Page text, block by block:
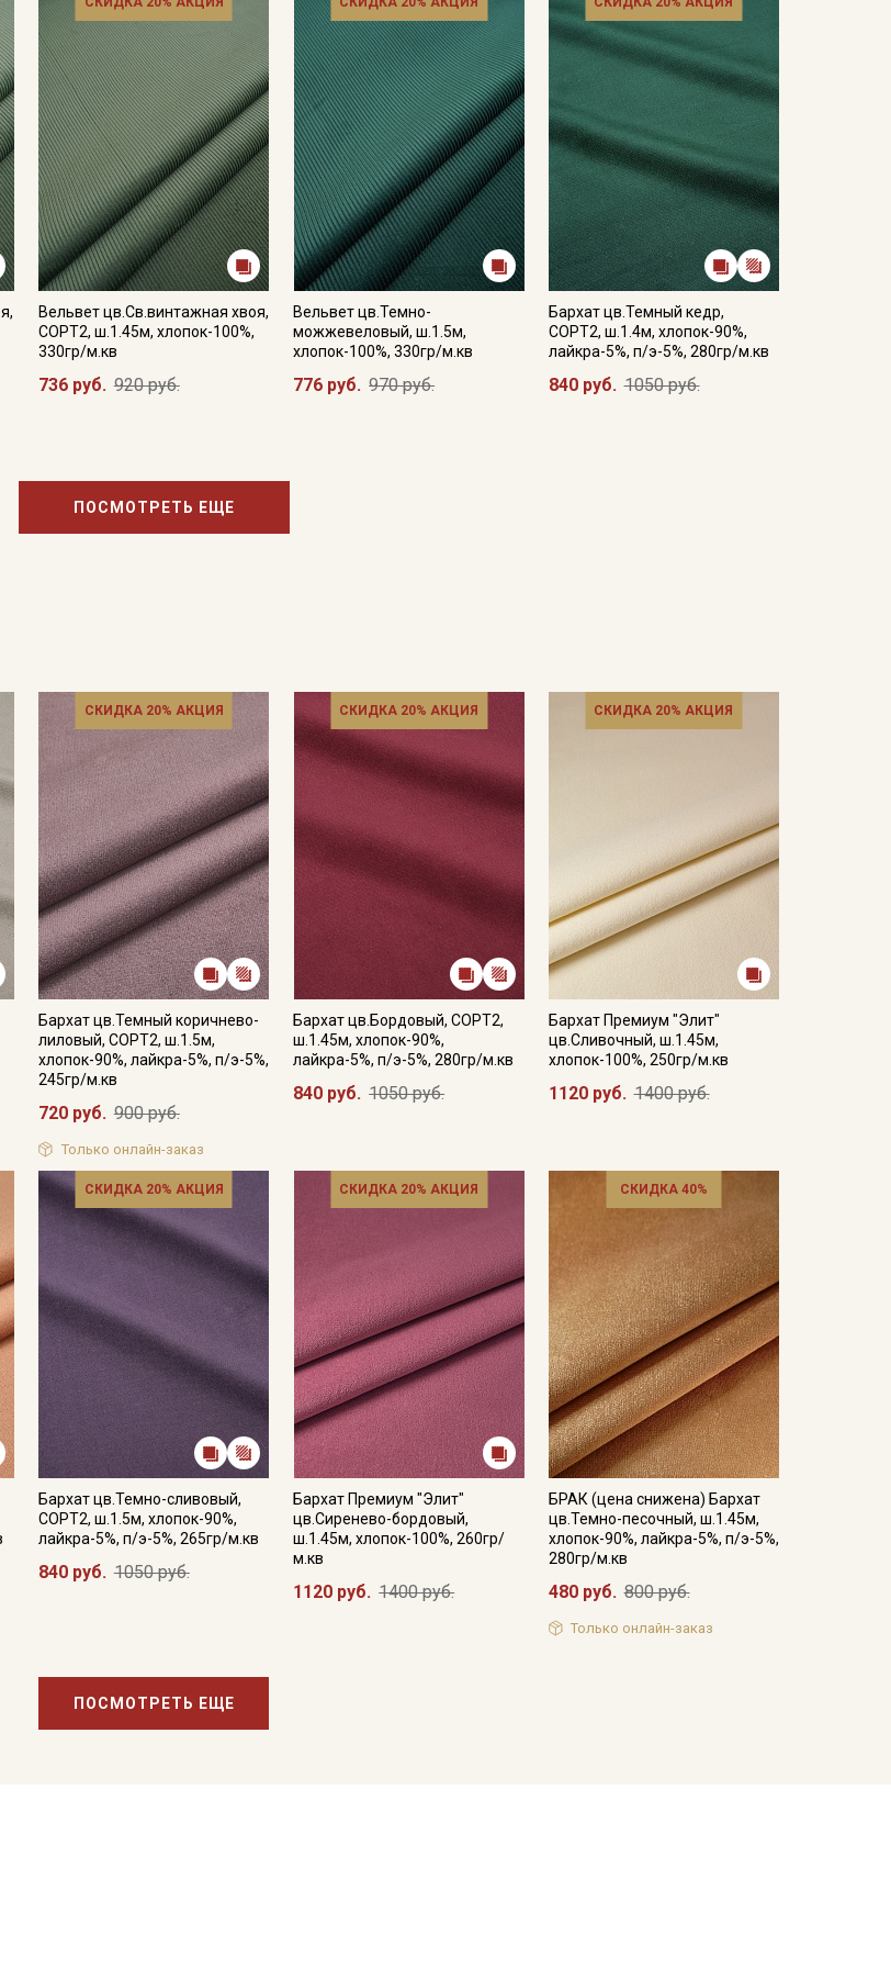
Вельвет цв.Св.винтажная хвоя,
СОРТ2, ш.1.45м, хлопок-100%,
330гр/м.кв
736 руб. 920 руб.
Вельвет цв.Темно-
можжевеловый, ш.1.5м,
хлопок-100%, 330гр/м.кв
776 руб. 970 руб.
Бархат цв.Темный кедр,
СОРТ2, ш.1.4м, хлопок-90%,
лайкра-5%, п/э-5%, 280гр/м.кв
840 руб. 1050 руб.
ПОСМОТРЕТЬ ЕЩЕ
СКИДКА 20% АКЦИЯ
Бархат цв.Темный коричнево-
лиловый, СОРТ2, ш.1.5м,
хлопок-90%, лайкра-5%, п/э-5%,
245гр/м.кв
720 руб. 900 руб.
Только онлайн-заказ
СКИДКА 20% АКЦИЯ
Бархат цв.Бордовый, СОРТ2,
ш.1.45м, хлопок-90%,
лайкра-5%, п/э-5%, 280гр/м.кв
840 руб. 1050 руб.
СКИДКА 20% АКЦИЯ
Бархат Премиум "Элит"
цв.Сливочный, ш.1.45м,
хлопок-100%, 250гр/м.кв
1120 руб. 1400 руб.
СКИДКА 20% АКЦИЯ
Бархат цв.Темно-сливовый,
СОРТ2, ш.1.5м, хлопок-90%,
лайкра-5%, п/э-5%, 265гр/м.кв
840 руб. 1050 руб.
СКИДКА 20% АКЦИЯ
Бархат Премиум "Элит"
цв.Сиренево-бордовый,
ш.1.45м, хлопок-100%, 260гр/
м.кв
1120 руб. 1400 руб.
СКИДКА 40%
БРАК (цена снижена) Бархат
цв.Темно-песочный, ш.1.45м,
хлопок-90%, лайкра-5%, п/э-5%,
280гр/м.кв
480 руб. 800 руб.
Только онлайн-заказ
ПОСМОТРЕТЬ ЕЩЕ
Купава
публикуем здесь дополнительные
и скидки до 30% на узкие
категории тканей
почта
Подписаться
сПолитикой обработки персональных
Согласие на обработку персональных